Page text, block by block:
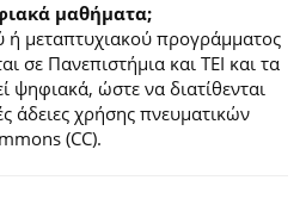
μαθήματα;
μεταπτυχιακού προγράμματος
σε Πανεπιστήμια και ΤΕΙ και τα
ψηφιακά, ώστε να διατίθενται
άδειες χρήσης πνευματικών
(CC).